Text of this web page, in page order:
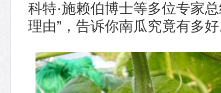
科特·施赖伯博士等多位专家
理由”，告诉你南瓜究竟有多